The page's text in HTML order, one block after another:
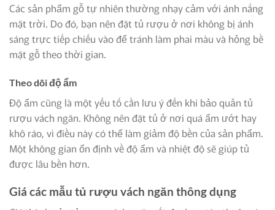
Các sản phẩm gỗ tự nhiên thường nhạy cảm với ánh nắng
mặt trời. Do đó, bạn nên đặt tủ rượu ở nơi không bị ánh
sáng trực tiếp chiếu vào để tránh làm phai màu và hỏng bề
mặt gỗ theo thời gian.
Theo dõi độ ẩm
Độ ẩm cũng là một yếu tố cần lưu ý đến khi bảo quản tủ
rượu vách ngăn. Không nên đặt tủ ở nơi quá ẩm ướt hay
khô ráo, vì điều này có thể làm giảm độ bền của sản phẩm.
Một không gian ổn định về độ ẩm và nhiệt độ sẽ giúp tủ
được lâu bền hơn.
Giá các mẫu tủ rượu vách ngăn thông dụng